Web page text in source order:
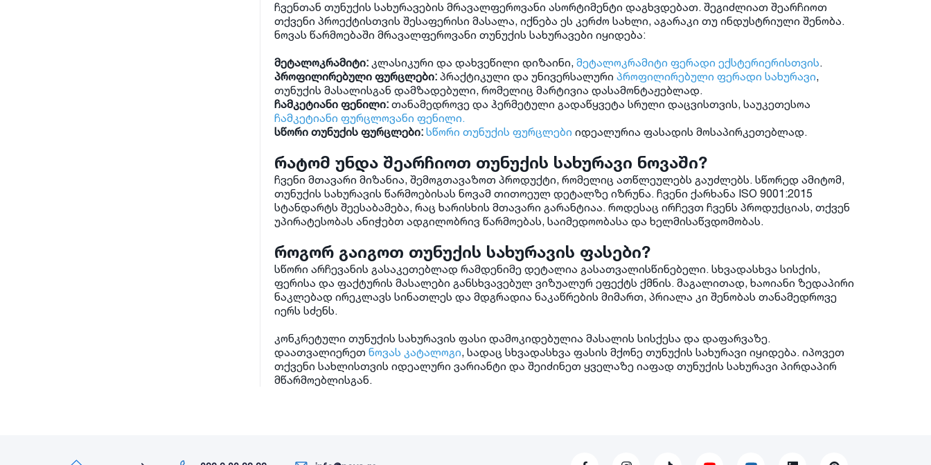
ჩვენთან თუნუქის სახურავების მრავალფეროვანი ასორტიმენტი დაგხვდებათ. შეგიძლიათ შეარჩიოთ
თქვენი პროექტისთვის შესაფერისი მასალა, იქნება ეს კერძო სახლი, აგარაკი თუ ინდუსტრიული შენობა.
ნოვას წარმოებაში მრავალფეროვანი თუნუქის სახურავები იყიდება:
მეტალოკრამიტი: კლასიკური და დახვეწილი დიზაინი, მეტალოკრამიტი ფერადი ექსტერიერისთვის.
პროფილირებული ფურცლები: პრაქტიკული და უნივერსალური პროფილირებული ფერადი სახურავი,
თუნუქის მასალისგან დამზადებული, რომელიც მარტივია დასამონტაჟებლად.
ჩამკეტიანი ფენილი: თანამედროვე და ჰერმეტული გადაწყვეტა სრული დაცვისთვის, საუკეთესოა
ჩამკეტიანი ფურცლოვანი ფენილი.
სწორი თუნუქის ფურცლები: სწორი თუნუქის ფურცლები იდეალურია ფასადის მოსაპირკეთებლად.
რატომ უნდა შეარჩიოთ თუნუქის სახურავი ნოვაში?
ჩვენი მთავარი მიზანია, შემოგთავაზოთ პროდუქტი, რომელიც ათწლეულებს გაუძლებს. სწორედ ამიტომ,
თუნუქის სახურავის წარმოებისას ნოვამ თითოეულ დეტალზე იზრუნა. ჩვენი ქარხანა ISO 9001:2015
სტანდარტს შეესაბამება, რაც ხარისხის მთავარი გარანტიაა. როდესაც ირჩევთ ჩვენს პროდუქციას, თქვენ
უპირატესობას ანიჭებთ ადგილობრივ წარმოებას, საიმედოობასა და ხელმისაწვდომობას.
როგორ გაიგოთ თუნუქის სახურავის ფასები?
სწორი არჩევანის გასაკეთებლად რამდენიმე დეტალია გასათვალისწინებელი. სხვადასხვა სისქის,
ფერისა და ფაქტურის მასალები განსხვავებულ ვიზუალურ ეფექტს ქმნის. მაგალითად, ხაოიანი ზედაპირი
ნაკლებად ირეკლავს სინათლეს და მდგრადია ნაკაწრების მიმართ, პრიალა კი შენობას თანამედროვე
იერს სძენს.
კონკრეტული თუნუქის სახურავის ფასი დამოკიდებულია მასალის სისქესა და დაფარვაზე.
დაათვალიერეთ ნოვას კატალოგი, სადაც სხვადასხვა ფასის მქონე თუნუქის სახურავი იყიდება. იპოვეთ
თქვენი სახლისთვის იდეალური ვარიანტი და შეიძინეთ ყველაზე იაფად თუნუქის სახურავი პირდაპირ
მწარმოებლისგან.